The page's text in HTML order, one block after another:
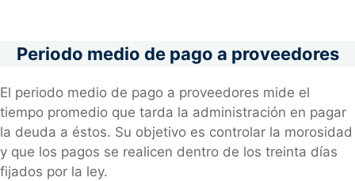
Periodo medio de pago a proveedores
El periodo medio de pago a proveedores mide el
tiempo promedio que tarda la administración en pagar
la deuda a éstos. Su objetivo es controlar la morosidad
y que los pagos se realicen dentro de los treinta días
fijados por la ley.